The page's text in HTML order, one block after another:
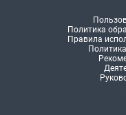
Политика
Правила